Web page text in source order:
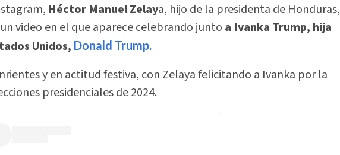
Héctor Manuel Zelaya, hijo de la presidenta de Honduras,
video en el que aparece celebrando junto a Ivanka Trump, hija
Unidos, Donald Trump.
y en actitud festiva, con Zelaya felicitando a Ivanka por la
presidenciales de 2024.